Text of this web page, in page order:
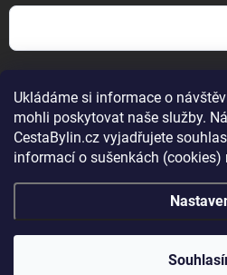
Ukládáme si informace o
mohli poskytovat naše služby.
CestaBylin.cz vyjadřujete
informací o sušenkách (cookies)
Přihlásit se
CestaBylin.cz .